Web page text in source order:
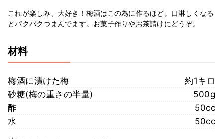
これが楽しみ、大好き！梅酒はこの為に作るほど。口淋しくなる
とパクパクつまんでます。お菓子作りやお茶請けにどうぞ。
材料
梅酒に漬けた梅
約1キロ
砂糖(梅の重さの半量)
500g
酢
50cc
水
50cc